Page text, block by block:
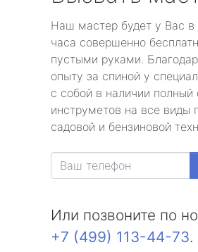
Наш мастер будет у Вас в
часа совершенно
пустыми руками.
опыту за спиной у
с собой в наличии полный
инструметов на все виды
садовой и бензиновой
Или позвоните по
+7 (499) 113-44-73.